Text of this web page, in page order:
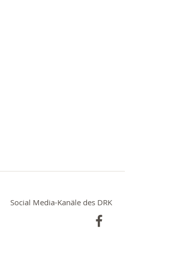
Social Media-Kanäle des DRK